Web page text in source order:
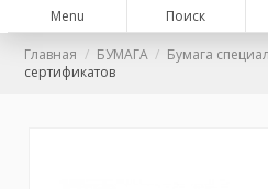
Menu Поиск
Главная БУМАГА Бумага
сертификатов